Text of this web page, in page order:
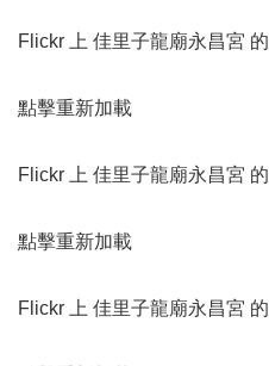
Flickr 上 佳里子龍廟永昌宮 的
點擊重新加載
Flickr 上 佳里子龍廟永昌宮 的
點擊重新加載
Flickr 上 佳里子龍廟永昌宮 的